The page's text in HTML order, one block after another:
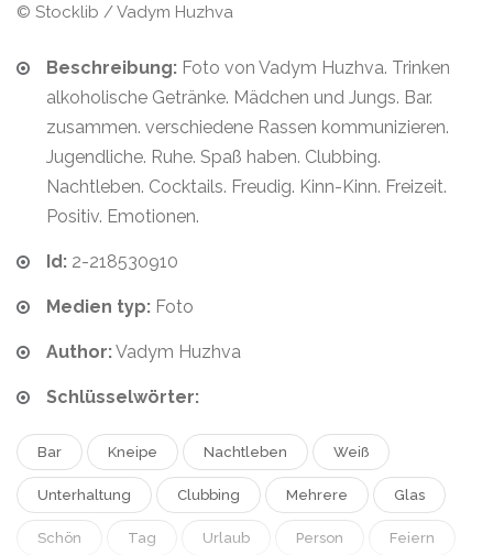
© Stocklib / Vadym Huzhva
Beschreibung: Foto von Vadym Huzhva. Trinken
alkoholische Getränke. Mädchen und Jungs. Bar.
zusammen. verschiedene Rassen kommunizieren.
Jugendliche. Ruhe. Spaß haben. Clubbing.
Nachtleben. Cocktails. Freudig. Kinn-Kinn. Freizeit.
Positiv. Emotionen.
Id: 2-218530910
Medien typ: Foto
Author:Vadym Huzhva
Schlüsselwörter:
Bar Kneipe Nachtleben Weiß
Unterhaltung Clubbing Mehrere Glas
Schön Tag Urlaub Person Feiern